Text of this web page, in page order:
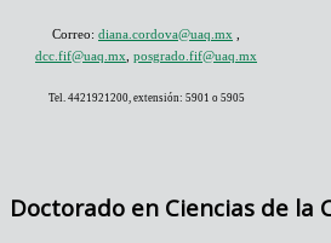
Correo: diana.cordova@uaq.mx
dcc.fif@uaq.mx
posgrado.fif@uaq.mx
Tel. 4421921200, extensión: 5901 o 5905
Doctorado en Ciencias de la